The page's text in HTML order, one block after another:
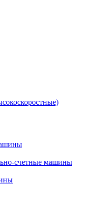
счетные машины